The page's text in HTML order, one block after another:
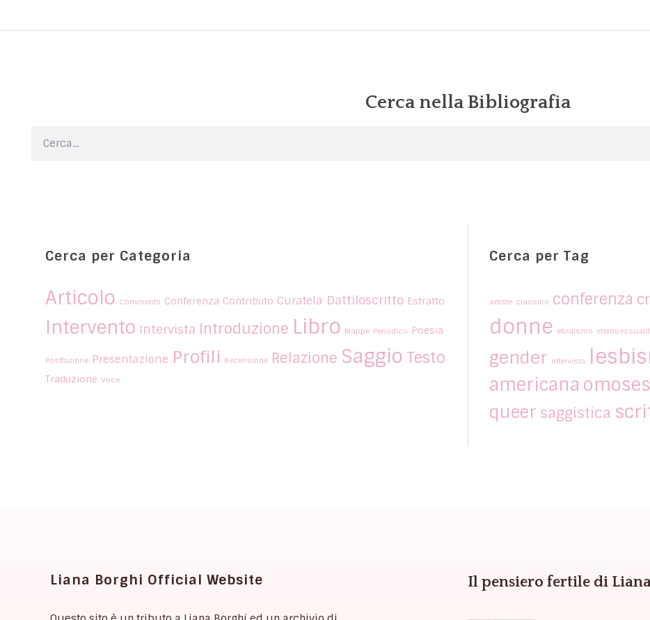
Cerca nella Bibliografia
Cerca per Categoria
Articolo Commento Conferenza Contributo Curatela Dattiloscritto Estratto
Intervento Intervista Introduzione Libro Mappe Periodico Poesia
Postfazione Presentazione Profili Recensione Relazione Saggio Testo
Traduzione Voce
Cerca per Tag
artiste classico conferenza
donne ebraismo
gender intervista
americana
queer saggistica
Liana Borghi Official Website Il pensiero fertile di